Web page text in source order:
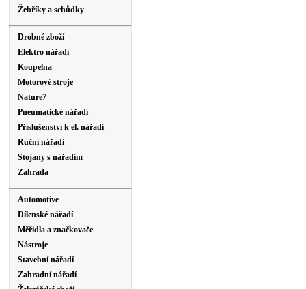
Žebříky a schůdky
Drobné zboží
Elektro nářadí
Koupelna
Motorové stroje
Nature7
Pneumatické nářadí
Příslušenství k el. nářadí
Ruční nářadí
Stojany s nářadím
Zahrada
Automotive
Dílenské nářadí
Měřidla a značkovače
Nástroje
Stavební nářadí
Zahradní nářadí